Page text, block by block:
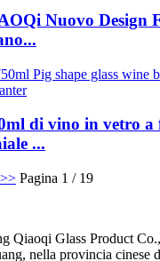
Nuovo Design
di vino in vetro a
...
>> Pagina 1 / 19
Qiaoqi Glass Product
nella provincia cinese